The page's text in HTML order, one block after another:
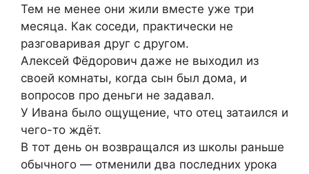
Тем не менее они жили вместе уже три
месяца. Как соседи, практически не
разговаривая друг с другом.
Алексей Фёдорович даже не выходил из
своей комнаты, когда сын был дома, и
вопросов про деньги не задавал.
У Ивана было ощущение, что отец затаился и
чего-то ждёт.
В тот день он возвращался из школы раньше
обычного — отменили два последних урока